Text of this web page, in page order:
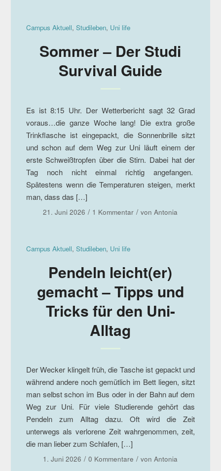
Campus Aktuell, Studileben, Uni life
Sommer – Der Studi
Survival Guide
Es ist 8:15 Uhr. Der Wetterbericht sagt 32 Grad
voraus…die ganze Woche lang! Die extra große
Trinkflasche ist eingepackt, die Sonnenbrille sitzt
und schon auf dem Weg zur Uni läuft einem der
erste Schweißtropfen über die Stirn. Dabei hat der
Tag noch nicht einmal richtig angefangen.
Spätestens wenn die Temperaturen steigen, merkt
man, dass das […]
21. Juni 2026 / 1 Kommentar / vonAntonia
Campus Aktuell, Studileben, Uni life
Pendeln leicht(er)
gemacht – Tipps und
Tricks für den Uni-
Alltag
Der Wecker klingelt früh, die Tasche ist gepackt und
während andere noch gemütlich im Bett liegen, sitzt
man selbst schon im Bus oder in der Bahn auf dem
Weg zur Uni. Für viele Studierende gehört das
Pendeln zum Alltag dazu. Oft wird die Zeit
unterwegs als verlorene Zeit wahrgenommen, zeit,
die man lieber zum Schlafen, […]
1. Juni 2026 / 0 Kommentare / vonAntonia